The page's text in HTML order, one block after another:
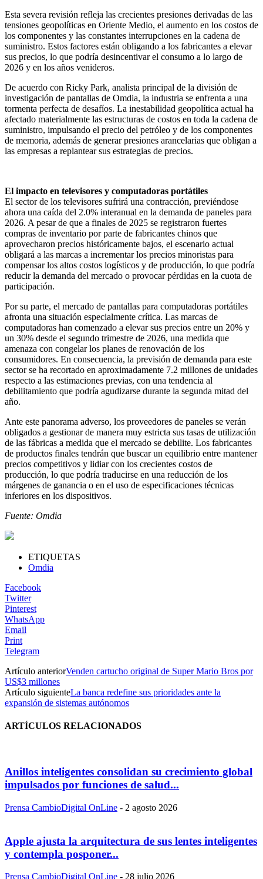
Esta severa revisión refleja las crecientes presiones derivadas de las
tensiones geopolíticas en Oriente Medio, el aumento en los costos de
los componentes y las constantes interrupciones en la cadena de
suministro. Estos factores están obligando a los fabricantes a elevar
sus precios, lo que podría desincentivar el consumo a lo largo de
2026 y en los años venideros.
De acuerdo con Ricky Park, analista principal de la división de
investigación de pantallas de Omdia, la industria se enfrenta a una
tormenta perfecta de desafíos. La inestabilidad geopolítica actual ha
afectado materialmente las estructuras de costos en toda la cadena de
suministro, impulsando el precio del petróleo y de los componentes
de memoria, además de generar presiones arancelarias que obligan a
las empresas a replantear sus estrategias de precios.
El impacto en televisores y computadoras portátiles
El sector de los televisores sufrirá una contracción, previéndose
ahora una caída del 2.0% interanual en la demanda de paneles para
2026. A pesar de que a finales de 2025 se registraron fuertes
compras de inventario por parte de fabricantes chinos que
aprovecharon precios históricamente bajos, el escenario actual
obligará a las marcas a incrementar los precios minoristas para
compensar los altos costos logísticos y de producción, lo que podría
reducir la demanda del mercado o provocar pérdidas en la cuota de
participación.
Por su parte, el mercado de pantallas para computadoras portátiles
afronta una situación especialmente crítica. Las marcas de
computadoras han comenzado a elevar sus precios entre un 20% y
un 30% desde el segundo trimestre de 2026, una medida que
amenaza con congelar los planes de renovación de los
consumidores. En consecuencia, la previsión de demanda para este
sector se ha recortado en aproximadamente 7.2 millones de unidades
respecto a las estimaciones previas, con una tendencia al
debilitamiento que podría agudizarse durante la segunda mitad del
año.
Ante este panorama adverso, los proveedores de paneles se verán
obligados a gestionar de manera muy estricta sus tasas de utilización
de las fábricas a medida que el mercado se debilite. Los fabricantes
de productos finales tendrán que buscar un equilibrio entre mantener
precios competitivos y lidiar con los crecientes costos de
producción, lo que podría traducirse en una reducción de los
márgenes de ganancia o en el uso de especificaciones técnicas
inferiores en los dispositivos.
Fuente: Omdia
ETIQUETAS
Omdia
Facebook
Twitter
Pinterest
WhatsApp
Email
Print
Telegram
Artículo anteriorVenden cartucho original de Super Mario Bros por
US$3 millones
Artículo siguienteLa banca redefine sus prioridades ante la
expansión de sistemas autónomos
ARTÍCULOS RELACIONADOS
Anillos inteligentes consolidan su crecimiento global
impulsados por funciones de salud...
Prensa CambioDigital OnLine - 2 agosto 2026
Apple ajusta la arquitectura de sus lentes inteligentes
y contempla posponer...
Prensa CambioDigital OnLine - 28 julio 2026